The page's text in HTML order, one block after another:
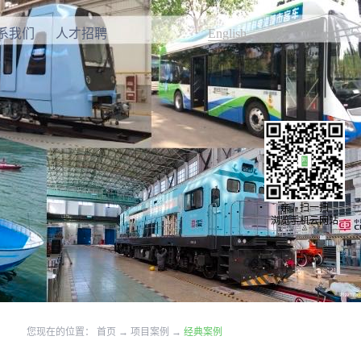
English
我们 人才招聘
您现在的位置： 首页 → 项目案例 → 经典案例
亲，扫一扫
浏览手机云网站